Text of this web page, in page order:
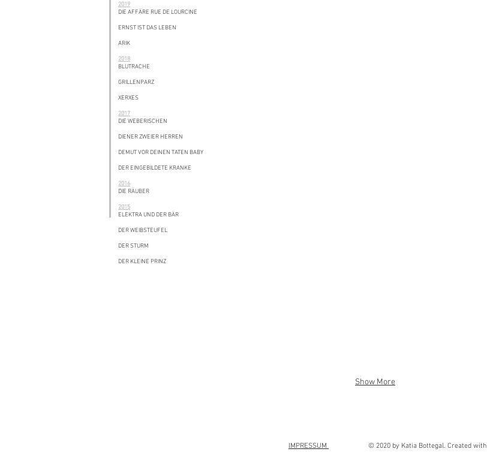
Show More
2019
DIE AFFÄRE RUE DE LOURCINE
ERNST IST DAS LEBEN
ARIK
2018
BLUTRACHE
GRILLENPARZ
XERXES
2017
DIE WEBERISCHEN
DIENER ZWEIER HERREN
DEMUT VOR DEINEN TATEN BABY
DER EINGEBILDETE KRANKE
2016
DIE RÄUBER
2015
ELEKTRA UND DER BÄR
DER WEIBSTEUFEL
DER STURM
DER KLEINE PRINZ
IMPRESSUM © 2020 by Katia Bottegal. Created with